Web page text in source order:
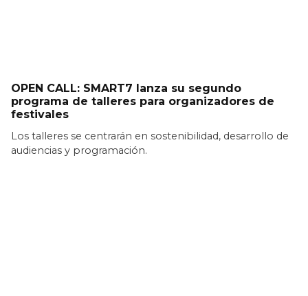
OPEN CALL: SMART7 lanza su segundo
programa de talleres para organizadores de
festivales
Los talleres se centrarán en sostenibilidad, desarrollo de
audiencias y programación.